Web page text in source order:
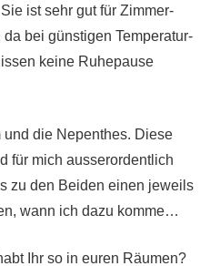
ist sehr gut für Zimmer-
bei günstigen Temperatur-
keine Ruhepause
die Nepenthes. Diese
für mich ausserordentlich
zu den Beiden einen jeweils
wann ich dazu komme…
Ihr so in euren Räumen?